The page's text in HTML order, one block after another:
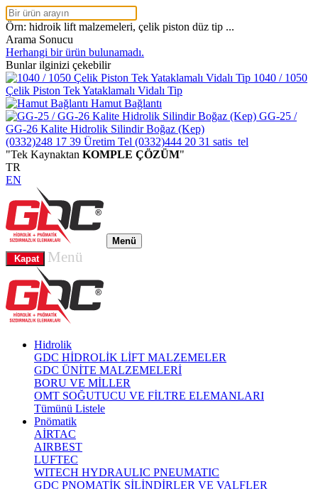
Örn: hidroik lift malzemeleri, çelik piston düz tip ...
Arama Sonucu
Herhangi bir ürün bulunamadı.
Bunlar ilginizi çekebilir
1040 / 1050
Çelik Piston Tek Yataklamalı Vidalı Tip
Hamut Bağlantı
GG-25 /
GG-26 Kalite Hidrolik Silindir Boğaz (Kep)
(0332)248 17 39 Üretim Tel (0332)444 20 31 satis_tel
"Tek Kaynaktan KOMPLE ÇÖZÜM"
TR
EN
Menü
Kapat
Menü
Hidrolik
GDC HİDROLİK LİFT MALZEMELER
GDC ÜNİTE MALZEMELERİ
BORU VE MİLLER
OMT SOĞUTUCU VE FİLTRE ELEMANLARI
Tümünü Listele
Pnömatik
AİRTAC
AIRBEST
LUFTEC
WITECH HYDRAULIC PNEUMATIC
GDC PNOMATİK SİLİNDİRLER VE VALFLER